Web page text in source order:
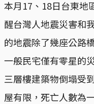
本月17、18日台東地
醒台灣人地震災害和
的地震除了幾座公路
一般民宅僅有零星的
三層樓建築物倒塌受
屋有限，死亡人數為